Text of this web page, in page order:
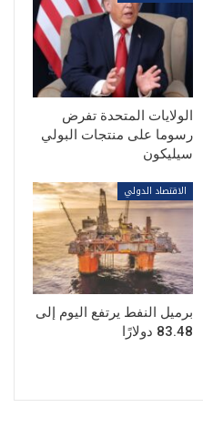
الولايات المتحدة تفرض
رسوما على منتجات البولي
سيليكون
الاقتصاد الدولي
برميل النفط يرتفع اليوم إلى
83.48 دولارًا